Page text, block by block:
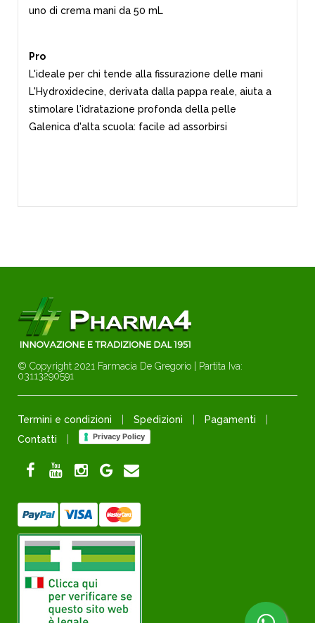
uno di crema mani da 50 mL
Pro
L'ideale per chi tende alla fissurazione delle mani
L'Hydroxidecine, derivata dalla pappa reale, aiuta a
stimolare l'idratazione profonda della pelle
Galenica d'alta scuola: facile ad assorbirsi
© Copyright 2021 Farmacia De Gregorio | Partita Iva:
03113290591
Termini e condizioni Spedizioni
Pagamenti
Contatti
Privacy Policy